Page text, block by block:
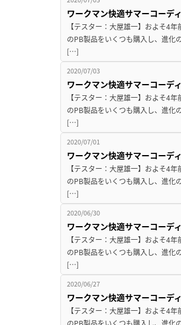
ワークマン快適サマーコーデ
【テスター：大屋雄一】およそ4
のPB製品をいくつも購入し、進化
[…]
2020/07/03
ワークマン快適サマーコーデ
【テスター：大屋雄一】およそ4
のPB製品をいくつも購入し、進化
[…]
2020/07/01
ワークマン快適サマーコーデ
【テスター：大屋雄一】およそ4
のPB製品をいくつも購入し、進化
[…]
2020/06/30
ワークマン快適サマーコーデ
【テスター：大屋雄一】およそ4
のPB製品をいくつも購入し、進化
[…]
2020/06/27
ワークマン快適サマーコーデ
【テスター：大屋雄一】およそ4
のPB製品をいくつも購入し、進化